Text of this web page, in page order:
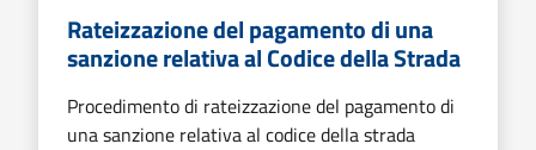
Rateizzazione del pagamento di una
sanzione relativa al Codice della Strada
Procedimento di rateizzazione del pagamento di
una sanzione relativa al codice della strada